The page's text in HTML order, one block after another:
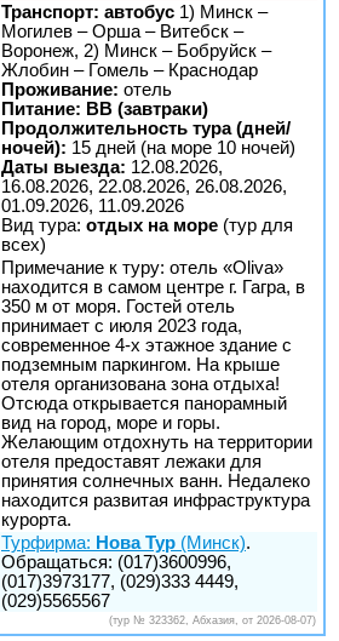
Транспорт: автобус 1) Минск –
Могилев – Орша – Витебск –
Воронеж, 2) Минск – Бобруйск –
Жлобин – Гомель – Краснодар
Проживание: отель
Питание: BB (завтраки)
Продолжительность тура (дней/
ночей): 15 дней (на море 10 ночей)
Даты выезда: 12.08.2026,
16.08.2026, 22.08.2026, 26.08.2026,
01.09.2026, 11.09.2026
Вид тура: отдых на море (тур для
всех)
Примечание к туру: отель «Oliva»
находится в самом центре г. Гагра, в
350 м от моря. Гостей отель
принимает с июля 2023 года,
современное 4-х этажное здание с
подземным паркингом. На крыше
отеля организована зона отдыха!
Отсюда открывается панорамный
вид на город, море и горы.
Желающим отдохнуть на территории
отеля предоставят лежаки для
принятия солнечных ванн. Недалеко
находится развитая инфраструктура
курорта.
Турфирма: Нова Тур (Минск).
Обращаться: (017)3600996,
(017)3973177, (029)333 4449,
(029)5565567
(тур № 323362, Абхазия, от 2026-08-07)